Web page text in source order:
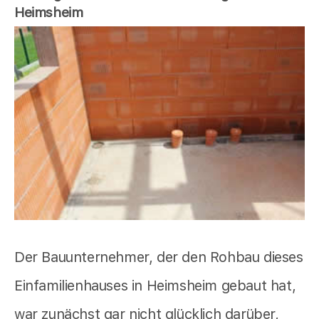
Heimsheim
Der Bauunternehmer, der den Rohbau dieses
Einfamilienhauses in Heimsheim gebaut hat,
war zunächst gar nicht glücklich darüber,